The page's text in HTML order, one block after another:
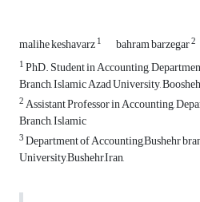
malihe keshavarz1 bahram barzegar2
1PhD. Student in Accounting,
Branch, Islamic Azad University,
2Assistant Professor in Accounting,
Branch, Islamic
3Department of Accounting,Bushehr
University,Bushehr,Iran,